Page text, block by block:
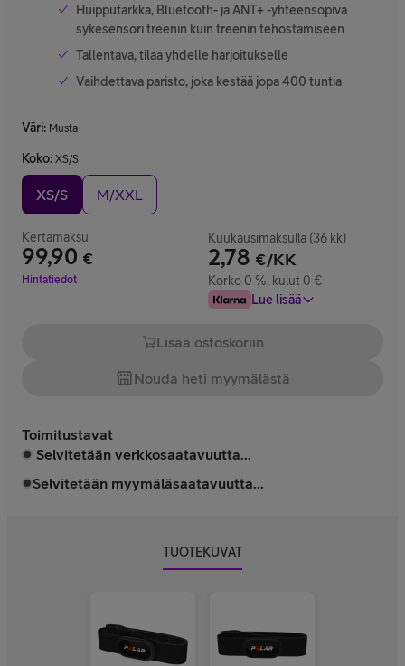
Huipputarkka, Bluetooth- ja ANT+ -yhteensopiva
sykesensori treenin kuin treenin tehostamiseen
Tallentava, tilaa yhdelle harjoitukselle
Vaihdettava paristo, joka kestää jopa 400 tuntia
Väri: Musta
Koko: XS/S
XS/S M/XXL
Kertamaksu
99,90 €
Hinta 99,90 €
Hintatiedot
Kuukausimaksulla (36 kk)
2,78 €/KK
Korko 0 %, kulut 0 €
Lue lisää
Lisää ostoskoriin
Nouda heti myymälästä
Toimitustavat
Selvitetään verkkosaatavuutta...
Selvitetään myymäläsaatavuutta...
TUOTEKUVAT